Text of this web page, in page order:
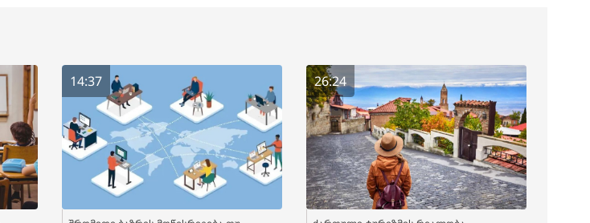
14:37 26:24